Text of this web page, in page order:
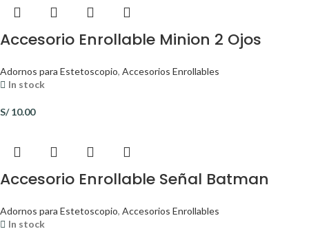
Accesorio Enrollable Minion 2 Ojos
Adornos para Estetoscopio, Accesorios Enrollables
In stock
S/10.00
Accesorio Enrollable Señal Batman
Adornos para Estetoscopio, Accesorios Enrollables
In stock